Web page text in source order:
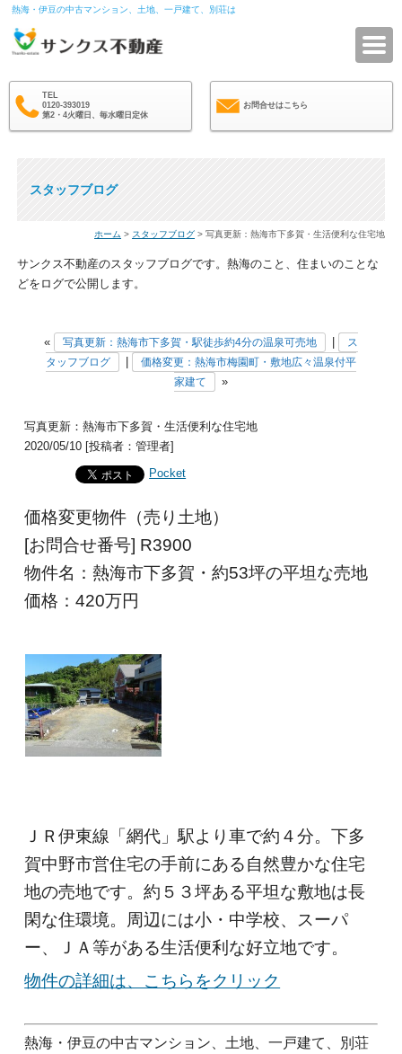
熱海・伊豆の中古マンション、土地、一戸建て、別荘は
TEL
0120-393019
第2・4火曜日、毎水曜日定休
お問合せはこちら
スタッフブログ
ホーム > スタッフブログ > 写真更新：熱海市下多賀・生活便利な住宅地
サンクス不動産のスタッフブログです。熱海のこと、住まいのことな
どをログで公開します。
« 写真更新：熱海市下多賀・駅徒歩約4分の温泉可売地
ス
タッフブログ
価格変更：熱海市梅園町・敷地広々温泉付平
家建て
»
写真更新：熱海市下多賀・生活便利な住宅地
2020/05/10 [投稿者：管理者]
Pocket
価格変更物件（売り土地）
[お問合せ番号] R3900
物件名：熱海市下多賀・約53坪の平坦な売地
価格：420万円
ＪＲ伊東線「網代」駅より車で約４分。下多
賀中野市営住宅の手前にある自然豊かな住宅
地の売地です。約５３坪ある平坦な敷地は長
閑な住環境。周辺には小・中学校、スーパ
ー、ＪＡ等がある生活便利な好立地です。
物件の詳細は、こちらをクリック
熱海・伊豆の中古マンション、土地、一戸建て、別荘